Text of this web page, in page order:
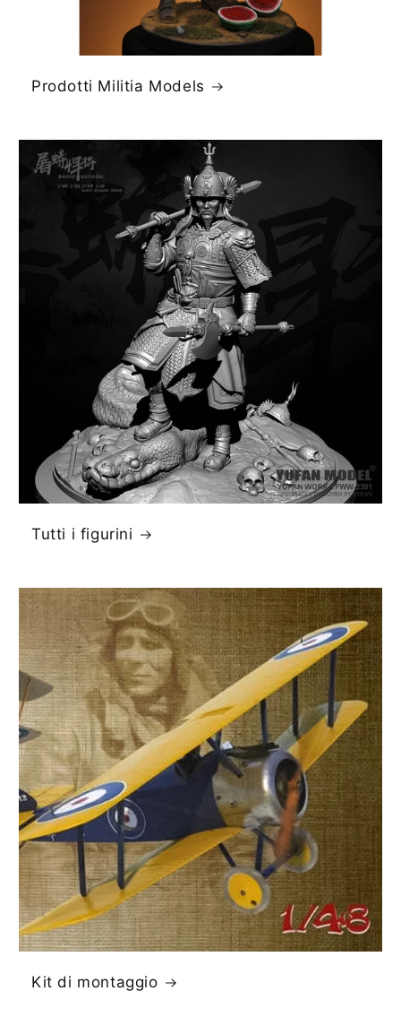
Prodotti Militia Models
Tutti i figurini
Kit di montaggio